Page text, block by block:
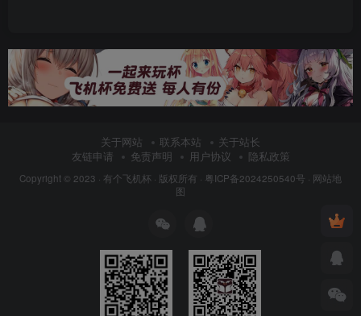
关于网站 联系本站
关于站长
友链申请
免责声明 用户协议 隐私政策
Copyright © 2023 · 有个飞机杯 · 版权所有 · 粤ICP备2024250540号 · 网站地
图